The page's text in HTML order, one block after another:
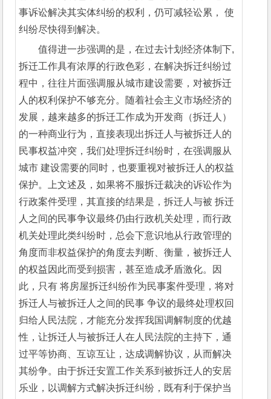
事诉讼解决其实体纠纷的权利，仍可减轻讼累， 使
纠纷尽快得到解决。
值得进一步强调的是，在过去计划经济体制下,
拆迁工作具有浓厚的行政色彩，在解决拆迁纠纷过
程中，往往片面强调服从城市建设需要，对被拆迁
人的权利保护不够充分。随着社会主义市场经济的
发展，越来越多的拆迁工作成为开发商（拆迁人）
的一种商业行为，直接表现出拆迁人与被拆迁人的
民事权益冲突，我们处理拆迁纠纷时，在强调服从
城市 建设需要的同时，也要重视对被拆迁人的权益
保护。上文述及，如果将不服拆迁裁决的诉讼作为
行政案件受理，其直接的结果是，拆迁人与被 拆迁
人之间的民事争议最终仍由行政机关处理，而行政
机关处理此类纠纷时，总会下意识地从行政管理的
角度而非权益保护的角度去判断、衡量，被拆迁人
的权益因此而受到损害，甚至造成矛盾激化。因
此，只有 将房屋拆迁纠纷作为民事案件受理，将对
拆迁人与被拆迁人之间的民事 争议的最终处理权回
归给人民法院，才能充分发挥我国调解制度的优越
性，让拆迁人与被拆迁人在人民法院的主持下，通
过平等协商、互谅互让，达成调解协议，从而解决
其纷争。由于拆迁安置工作关系到被拆迁人的安居
乐业，以调解方式解决拆迁纠纷，既有利于保护当